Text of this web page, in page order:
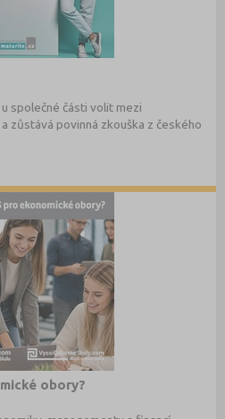
společné části volit mezi
zůstává povinná zkouška z českého
obory?